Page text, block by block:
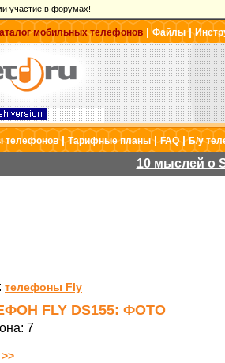
участие в форумах!
мобильных телефонов |Файлы|
телефонов|Тарифные планы|FAQ|Б/у
10 мыслей о
: телефоны Fly
FLY DS155: ФОТО
7